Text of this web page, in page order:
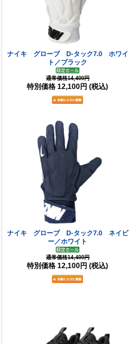
ナイキ グローブ D-タック7.0 ホワイ
ト／ブラック
通常価格14,400円
特別価格 12,100円 (税込)
ナイキ グローブ D-タック7.0 ネイビ
ー／ホワイト
通常価格14,400円
特別価格 12,100円 (税込)